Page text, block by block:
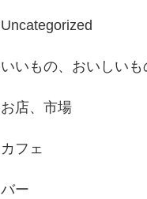
Uncategorized
いいもの、おいしいも
お店、市場
カフェ
バー